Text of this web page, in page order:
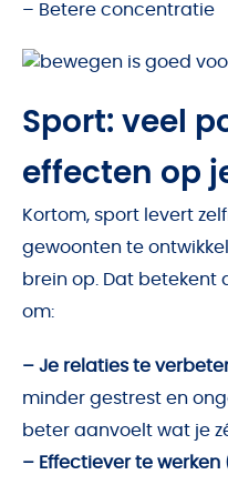
– Betere concentratie
Sport: veel
effecten op
Kortom, sport levert
gewoonten te
brein op. Dat betekent
om:
– Je relaties te
minder gestrest en
beter aanvoelt wat je
– Effectiever te werken